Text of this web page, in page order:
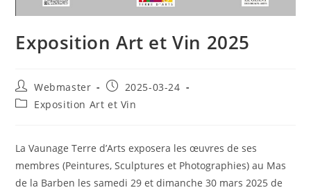
Exposition Art et Vin 2025
Auteur/autrice
de
la
Webmaster
Publication
publiée :
2025-03-24
PostExposition Art et Vin
La Vaunage Terre d’Arts exposera les œuvres de ses
membres (Peintures, Sculptures et Photographies) au Mas
de la Barben les samedi 29 et dimanche 30 mars 2025 de